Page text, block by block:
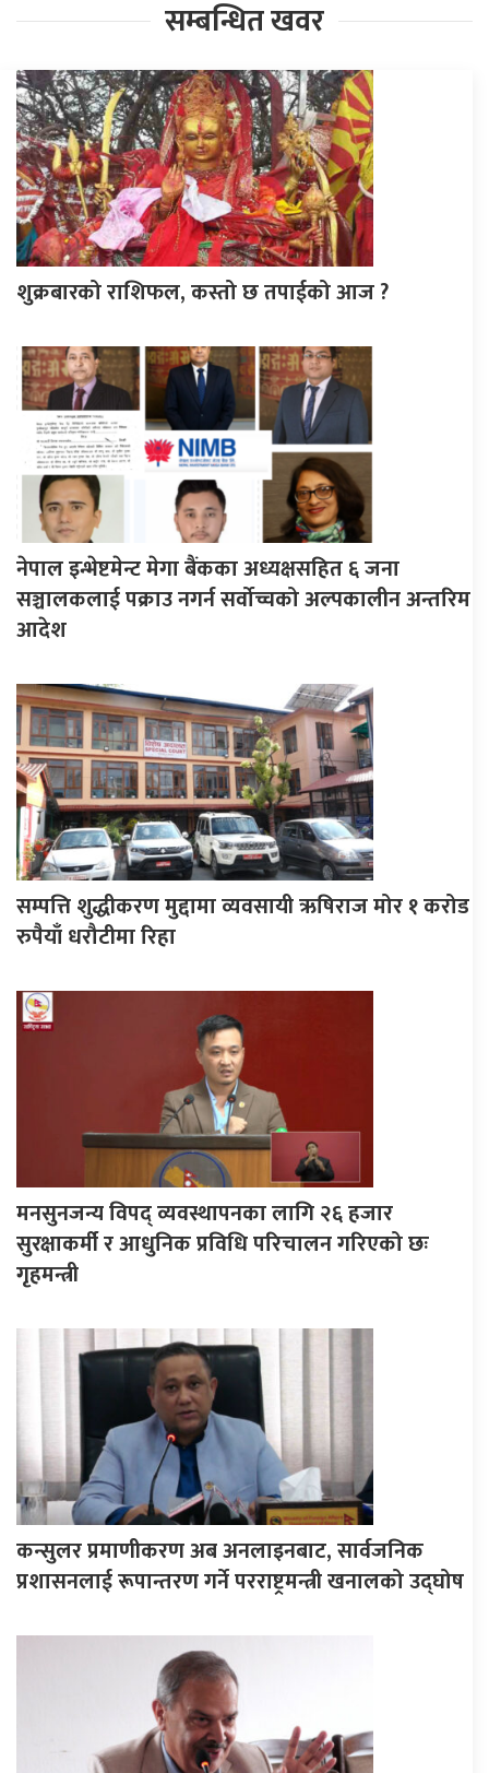
सम्बन्धित खवर
शुक्रबारको राशिफल, कस्तो छ तपाईको आज ?
नेपाल इन्भेष्टमेन्ट मेगा बैंकका अध्यक्षसहित ६ जना
सञ्चालकलाई पक्राउ नगर्न सर्वोच्चको अल्पकालीन अन्तरिम
आदेश
सम्पत्ति शुद्धीकरण मुद्दामा व्यवसायी ऋषिराज मोर १ करोड
रुपैयाँ धरौटीमा रिहा
मनसुनजन्य विपद् व्यवस्थापनका लागि २६ हजार
सुरक्षाकर्मी र आधुनिक प्रविधि परिचालन गरिएको छः
गृहमन्त्री
कन्सुलर प्रमाणीकरण अब अनलाइनबाट, सार्वजनिक
प्रशासनलाई रूपान्तरण गर्ने परराष्ट्रमन्त्री खनालको उद्घोष